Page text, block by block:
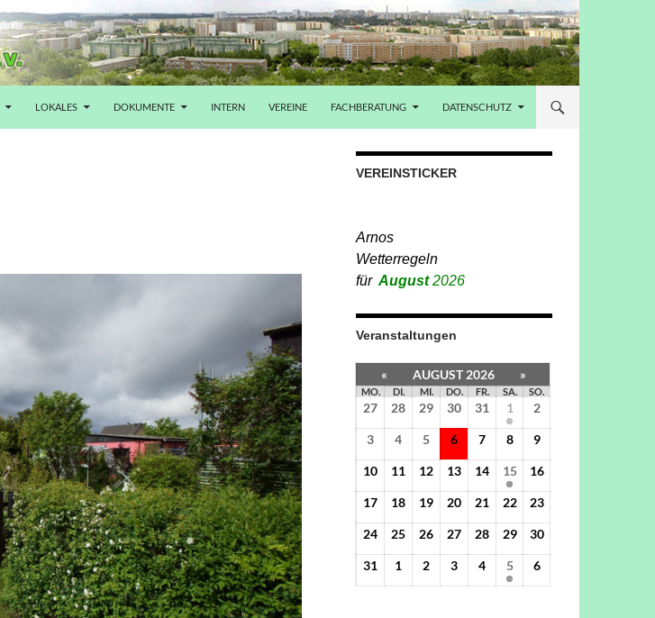
LOKALES DOKUMENTE INTERN VEREINE FACHBERATUNG DATENSCHUTZ
VEREINSTICKER
Bitte die neue Seite
beachten:
Bauanträge digital
Veranstaltungen
« AUGUST 2026 »
MO. DI. MI. DO. FR. SA. SO.
27 28 29 30 31 1 2
3 4 5 6 7 8 9
10 11 12 13 14 15 16
17 18 19 20 21 22 23
24 25 26 27 28 29 30
31 1 2 3 4 5 6